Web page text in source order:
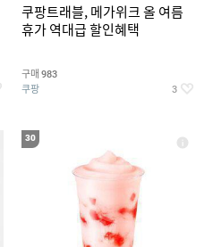
쿠팡트래블, 메가위크 올 여름
휴가 역대급 할인혜택
구매 983
쿠팡 3
30